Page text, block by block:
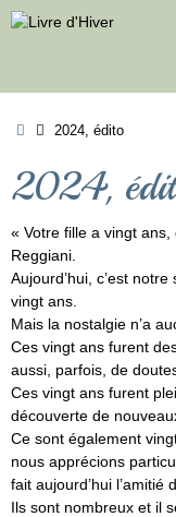
Passer
au
Accueil2024, édito
2024,
« Votre fille a vingt
Reggiani.
Aujourd’hui, c’est
vingt ans.
Mais la nostalgie n’a
Ces vingt ans furent
aussi, parfois, de
Ces vingt ans furent
découverte de
Ce sont également
nous apprécions
fait aujourd’hui l’amitié
Ils sont nombreux et il